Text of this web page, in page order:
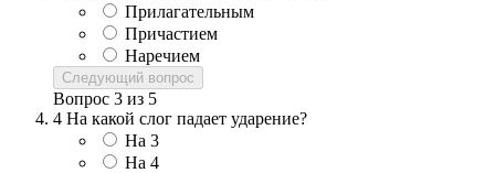
Прилагательным
Причастием
Наречием
Следующий вопрос
Вопрос 3 из 5
4 На какой слог падает ударение?
На 3
На 4